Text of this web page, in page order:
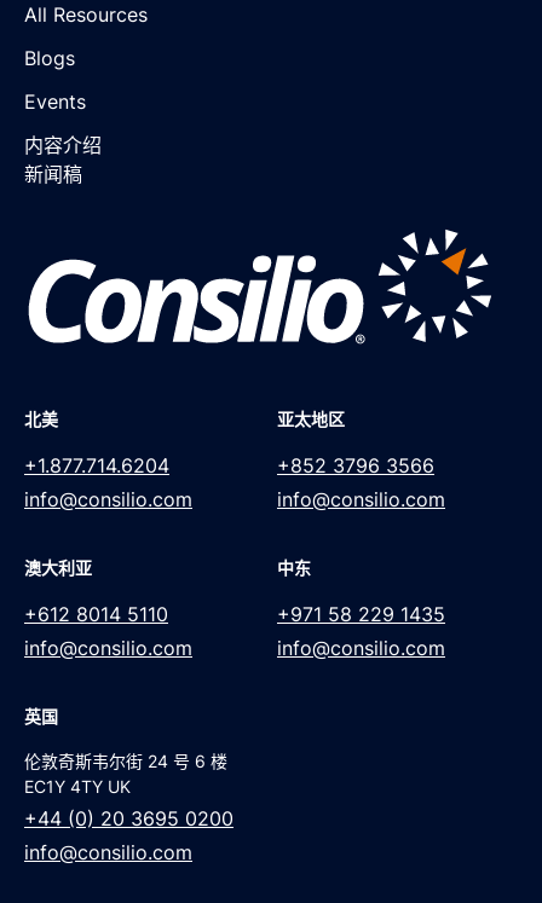
All Resources
Blogs
Events
内容介绍
新闻稿
北美
+1.877.714.6204
info@consilio.com
亚太地区
+852 3796 3566
info@consilio.com
澳大利亚
+612 8014 5110
info@consilio.com
中东
+971 58 229 1435
info@consilio.com
英国
伦敦奇斯韦尔街 24 号 6 楼
EC1Y 4TY UK
+44 (0) 20 3695 0200
info@consilio.com